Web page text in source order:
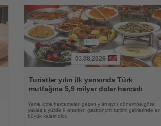
Oku
03.08.2026
Turistler yılın ilk yarısında Türk
mutfağına 5,9 milyar dolar harcadı
Yeme içme harcamaları geçen yılın aynı dönemine göre
yaklaşık yüzde 9 artarken gastronomi turizm gelirlerinde en
büyük kalem oldu